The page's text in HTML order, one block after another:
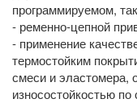
программируемом,
- ременно-цепной
- применение
термостойким
смеси и
износостойкостью